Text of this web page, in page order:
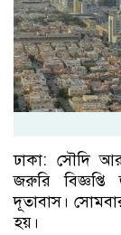
ঢাকা: সৌদি
জরুরি বিজ্ঞপ্তি
দূতাবাস।
হয়।